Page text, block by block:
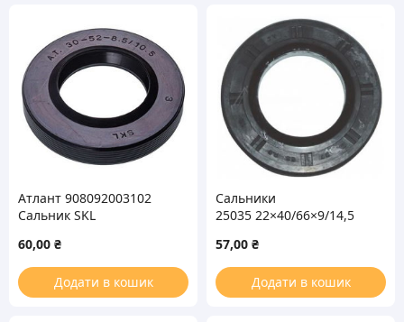
Атлант 908092003102
Сальник SKL
стиральной машины
60,00 ₴
Додати в кошик
Сальники
25035 22×40/66×9/14,5
57,00 ₴
Додати в кошик